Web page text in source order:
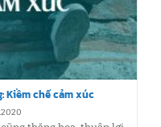
Kiềm chế cảm xúc